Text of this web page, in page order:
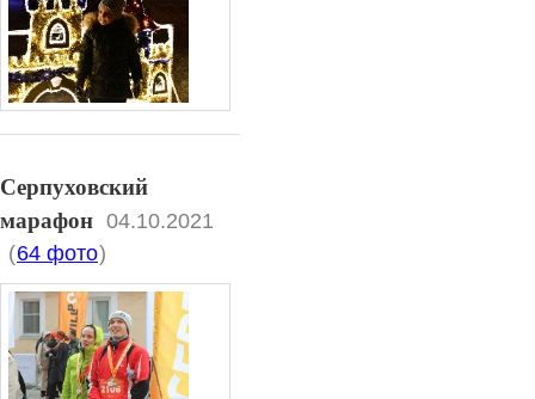
Серпуховский
марафон 04.10.2021
(64 фото)